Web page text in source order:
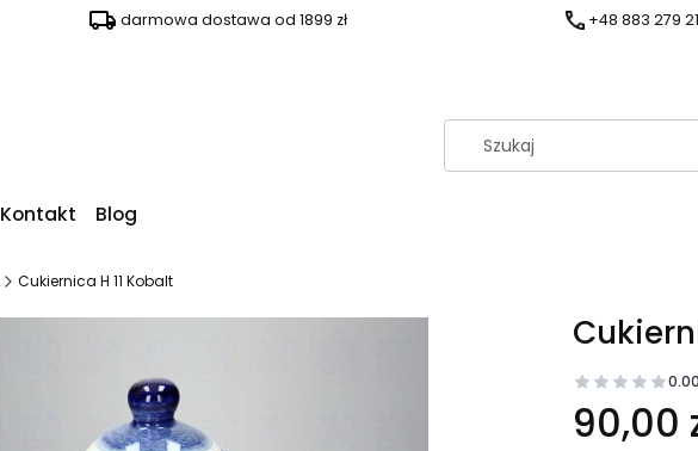
darmowa dostawa od 1899 zł +48 883 279
Kontakt Blog
Cukiernica H 11 Kobalt
0.00
Cena
90,00